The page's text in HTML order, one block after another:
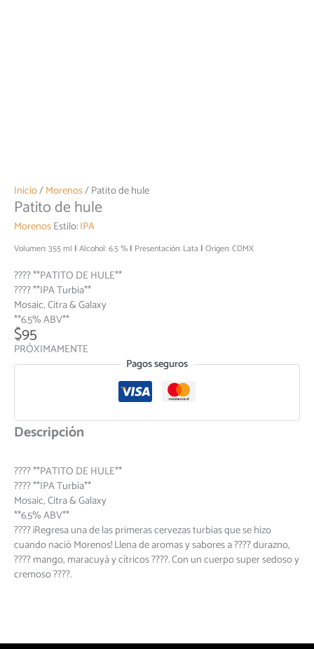
Inicio/Morenos/ Patito de hule
Patito de hule
MorenosEstilo:IPA
Volumen: 355 ml Alcohol: 6.5 % Presentación: Lata Origen: CDMX
???? **PATITO DE HULE**
???? **IPA Turbia**
Mosaic, Citra & Galaxy
**6.5% ABV**
$95
PRÓXIMAMENTE
Pagos seguros
Descripción
???? **PATITO DE HULE**
???? **IPA Turbia**
Mosaic, Citra & Galaxy
**6.5% ABV**
???? ¡Regresa una de las primeras cervezas turbias que se hizo
cuando nació Morenos! Llena de aromas y sabores a ???? durazno,
???? mango, maracuyá y cítricos ????. Con un cuerpo super sedoso y
cremoso ????.